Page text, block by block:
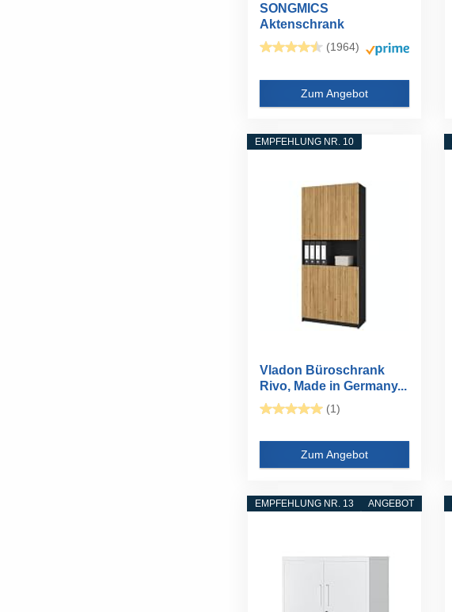
SONGMICS
Aktenschrank
Mehrzweckschrank 5
Ebenen...
(1964)
Zum Angebot
EMPFEHLUNG NR. 10
Vladon Büroschrank
Rivo, Made in Germany...
(1)
Zum Angebot
ANGEBOT
EMPFEHLUNG NR. 13